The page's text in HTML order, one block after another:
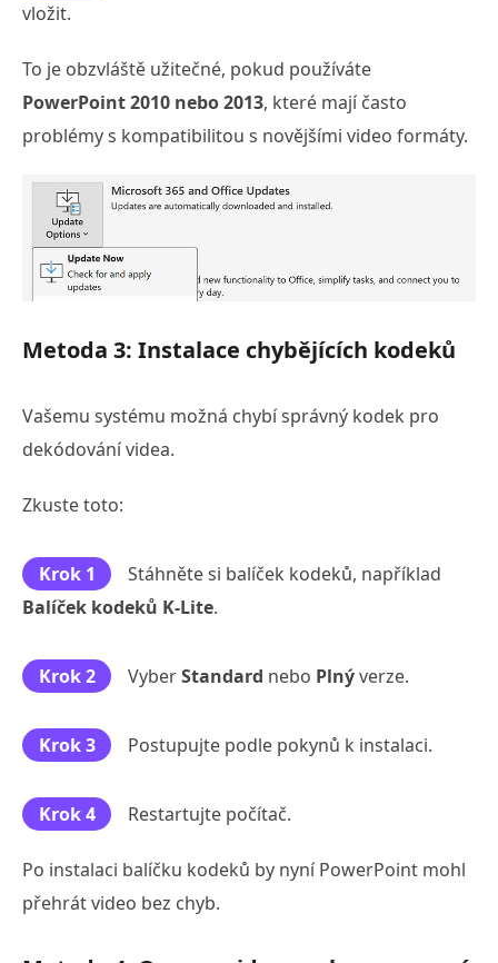
vložit.
To je obzvláště užitečné, pokud používáte
PowerPoint 2010 nebo 2013, které mají často
problémy s kompatibilitou s novějšími video formáty.
Metoda 3: Instalace chybějících kodeků
Vašemu systému možná chybí správný kodek pro
dekódování videa.
Zkuste toto:
Krok 1
Stáhněte si balíček kodeků, například
Balíček kodeků K-Lite.
Krok 2 VyberStandard nebo Plnýverze.
Krok 3 Postupujte podle pokynů k instalaci.
Krok 4 Restartujte počítač.
Po instalaci balíčku kodeků by nyní PowerPoint mohl
přehrát video bez chyb.